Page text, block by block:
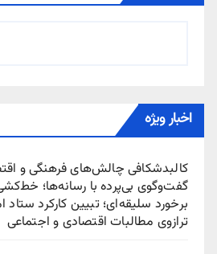
اخبار ویژه
کالبدشکافی چالش‌های فرهنگی و
گفت‌وگوی بی‌پرده با رسانه‌ها؛
برخورد سلیقه‌ای؛ تبیین کارکرد
ترازوی مطالبات اقتصادی و اجتماعی